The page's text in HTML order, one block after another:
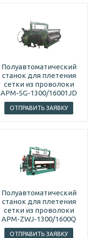
Полуавтоматический
станок для плетения
сетки из проволоки
APM-SG-1300/16001JD
ОТПРАВИТЬ ЗАЯВКУ
Полуавтоматический
станок для плетения
сетки из проволоки
APM-ZWJ-1300/1600Q
ОТПРАВИТЬ ЗАЯВКУ